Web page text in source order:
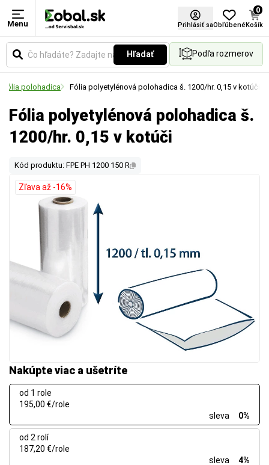
Menu Prihlásiť saObľúbené
0
Košík
Hľadať Podľa rozmerov
fólia polohadica Fólia polyetylénová polohadica š. 1200/hr. 0,15 v kotúči
Fólia polyetylénová polohadica š.
1200/hr. 0,15 v kotúči
Kód produktu: FPE PH 1200 150 R
Nakúpte viac a ušetríte
od 1 role
195,00 €/role
sleva
0%
od 2 rolí
187,20 €/role
sleva
4%
Zľava až -16%